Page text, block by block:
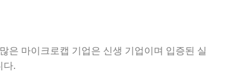
은 마이크로캡 기업은 신생 기업이며 입증된 실
다.